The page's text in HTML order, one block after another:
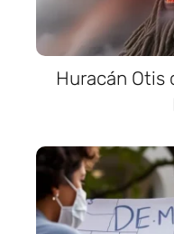
Huracán Otis